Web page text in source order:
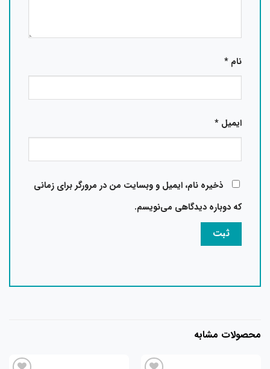
نام *
ایمیل *
ذخیره نام، ایمیل و وبسایت من در مرورگر برای زمانی
که دوباره دیدگاهی می‌نویسم.
محصولات مشابه